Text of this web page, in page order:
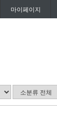
마이페이지